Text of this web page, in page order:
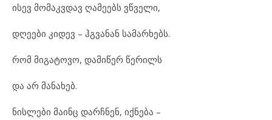
ისევ მომაკვდავ ღამეებს ვწველი,
დღეები კიდევ – ჰგვანან სამარხებს.
რომ მიგატოვო, დამიწერ წერილს
და არ მანახებ.
ნისლები მაინც დარჩნენ, იქნება –